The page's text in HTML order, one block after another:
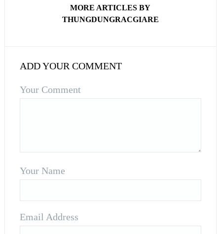
MORE ARTICLES BY
THUNGDUNGRACGIARE
ADD YOUR COMMENT
Your Comment
Your Name
Email Address